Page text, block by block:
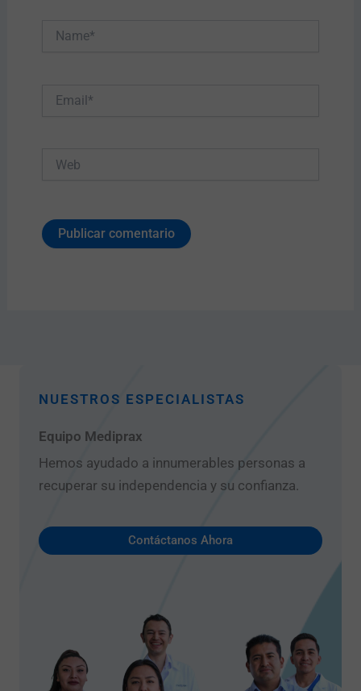
NUESTROS ESPECIALISTAS
Equipo Mediprax
Hemos ayudado a innumerables personas a
recuperar su independencia y su confianza.
Contáctanos Ahora